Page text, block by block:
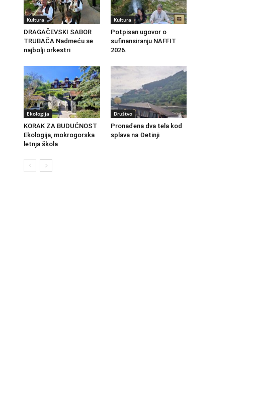
Kultura
DRAGAČEVSKI SABOR
TRUBAČA Nadmeću se
najbolji orkestri
Kultura
Potpisan ugovor o
sufinansiranju NAFFIT
2026.
Ekologija
KORAK ZA BUDUĆNOST
Ekologija, mokrogorska
letnja škola
Društvo
Pronađena dva tela kod
splava na Đetinji